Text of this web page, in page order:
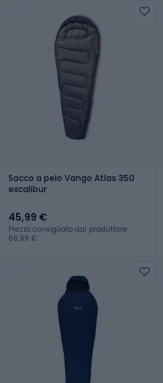
Sacco a pelo Vango Atlas 350
excalibur
45,99 €
Prezzo consigliato dal produttore:
66,99 €